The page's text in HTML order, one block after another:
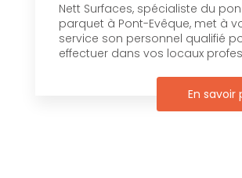
Nett Surfaces, spécialiste du
parquet à Pont-Evêque, met à
service son personnel qualifié
effectuer dans vos locaux
En savoir